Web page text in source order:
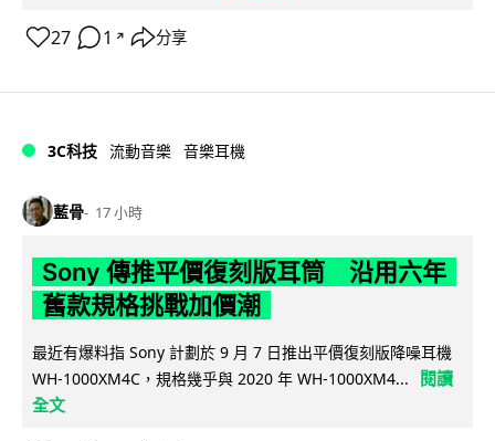
27 1 ↗ 分享
3C科技 流動音樂 音樂耳機
藍骨 17 小時
Sony 傳推平價復刻版耳筒 沿用六年
舊款規格挑戰加價潮
最近有爆料指 Sony 計劃於 9 月 7 日推出平價復刻版降噪耳機
WH-1000XM4C，規格幾乎與 2020 年 WH-1000XM4...
閱讀
全文